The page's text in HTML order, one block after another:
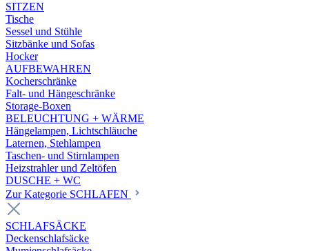
SITZEN
Tische
Sessel und Stühle
Sitzbänke und Sofas
Hocker
AUFBEWAHREN
Kocherschränke
Falt- und Hängeschränke
Storage-Boxen
BELEUCHTUNG + WÄRME
Hängelampen, Lichtschläuche
Laternen, Stehlampen
Taschen- und Stirnlampen
Heizstrahler und Zeltöfen
DUSCHE + WC
Zur Kategorie SCHLAFEN
SCHLAFSÄCKE
Deckenschlafsäcke